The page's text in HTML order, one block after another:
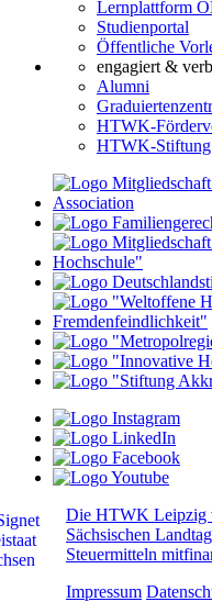
Lernplattform
Studienportal
Öffentliche
engagiert &
Alumni
HTWK-
HTWK-Stiftung
Die HTWK Leipzig
Sächsischen
Steuermitteln
Impressum